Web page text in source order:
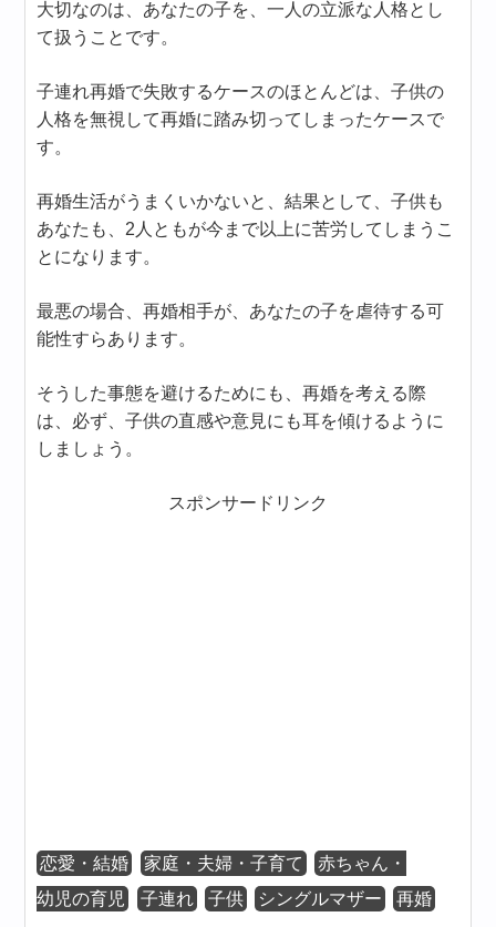
大切なのは、あなたの子を、一人の立派な人格とし
て扱うことです。
子連れ再婚で失敗するケースのほとんどは、子供の
人格を無視して再婚に踏み切ってしまったケースで
す。
再婚生活がうまくいかないと、結果として、子供も
あなたも、2人ともが今まで以上に苦労してしまうこ
とになります。
最悪の場合、再婚相手が、あなたの子を虐待する可
能性すらあります。
そうした事態を避けるためにも、再婚を考える際
は、必ず、子供の直感や意見にも耳を傾けるように
しましょう。
スポンサードリンク
恋愛・結婚 家庭・夫婦・子育て
赤ちゃん・
幼児の育児
子連れ 子供 シングルマザー 再婚